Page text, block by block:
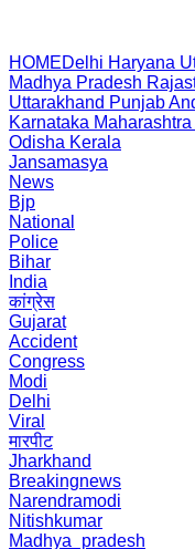
HOMEDelhi Haryana
Madhya Pradesh
Uttarakhand Punjab
Karnataka Maharashtra
Odisha Kerala
Jansamasya
News
Bjp
National
Police
Bihar
India
कांग्रेस
Gujarat
Accident
Congress
Modi
Delhi
Viral
मारपीट
Jharkhand
Breakingnews
Narendramodi
Nitishkumar
Madhya_pradesh